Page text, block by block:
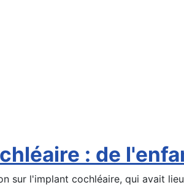
: de
sur l'implant cochléaire, qui avait